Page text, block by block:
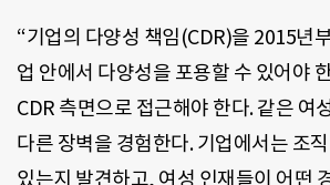
“기업의 다양성 책임(CDR)을 2015년
업 안에서 다양성을 포용할 수 있어야
CDR 측면으로 접근해야 한다. 같은 여
다른 장벽을 경험한다. 기업에서는 조
있는지 발견하고, 여성 인재들이 어떤